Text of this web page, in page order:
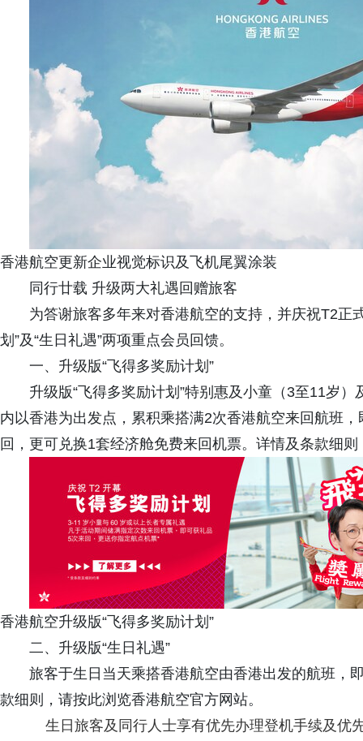
香港航空更新企业视觉标识及飞机尾翼涂装
同行廿载 升级两大礼遇回赠旅客
为答谢旅客多年来对香港航空的支持，并庆祝T2正
划”及“生日礼遇”两项重点会员回馈。
一、升级版“飞得多奖励计划”
升级版“飞得多奖励计划”特别惠及小童（3至11岁
内以香港为出发点，累积乘搭满2次香港航空来回航班
回，更可兑换1套经济舱免费来回机票。详情及条款细
香港航空升级版“飞得多奖励计划”
二、升级版“生日礼遇”
旅客于生日当天乘搭香港航空由香港出发的航班，
款细则，请按此浏览香港航空官方网站。
生日旅客及同行人士享有优先办理登机手续及优